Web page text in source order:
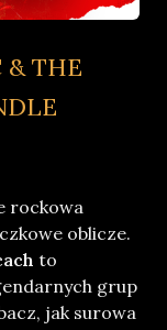
& THE
rockowa
oblicze.
to
grup
jak surowa